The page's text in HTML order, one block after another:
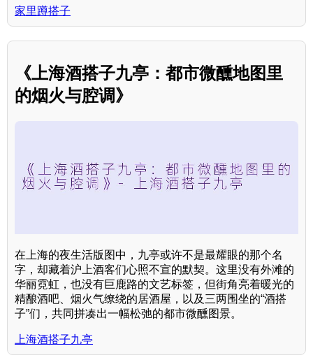
家里蹲搭子
《上海酒搭子九亭：都市微醺地图里
的烟火与腔调》
在上海的夜生活版图中，九亭或许不是最耀眼的那个名
字，却藏着沪上酒客们心照不宣的默契。这里没有外滩的
华丽霓虹，也没有巨鹿路的文艺标签，但街角亮着暖光的
精酿酒吧、烟火气缭绕的居酒屋，以及三两围坐的“酒搭
子”们，共同拼凑出一幅松弛的都市微醺图景。
上海酒搭子九亭